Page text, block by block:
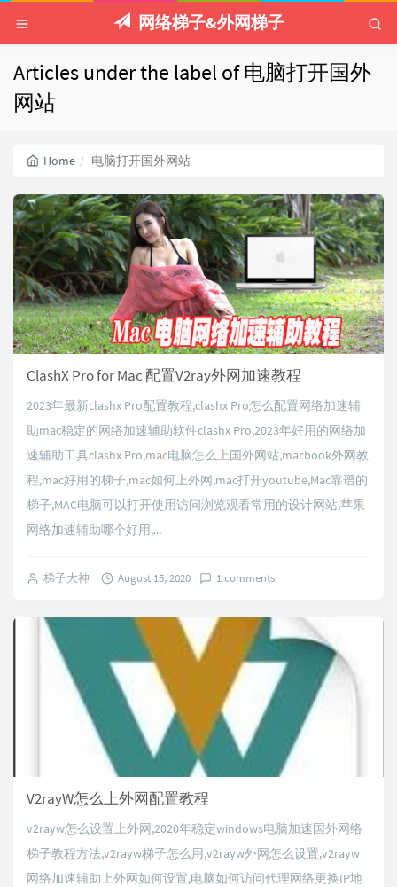
网络梯子&外网梯子
Articles under the label of 电脑打开国外
网站
Home 电脑打开国外网站
ClashX Pro for Mac 配置V2ray外网加速教程
2023年最新clashx Pro配置教程,clashx Pro怎么配置网络加速辅
助mac稳定的网络加速辅助软件clashx Pro,2023年好用的网络加
速辅助工具clashx Pro,mac电脑怎么上国外网站,macbook外网教
程,mac好用的梯子,mac如何上外网,mac打开youtube,Mac靠谱的
梯子,MAC电脑可以打开使用访问浏览观看常用的设计网站,苹果
网络加速辅助哪个好用,...
梯子大神 August 15, 2020 1 comments
V2rayW怎么上外网配置教程
v2rayw怎么设置上外网,2020年稳定windows电脑加速国外网络
梯子教程方法,v2rayw梯子怎么用,v2rayw外网怎么设置,v2rayw
网络加速辅助上外网如何设置,电脑如何访问代理网络更换IP地